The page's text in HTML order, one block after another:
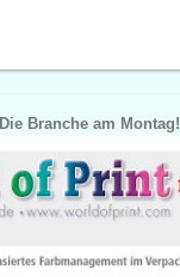
Die Branche am Montag!